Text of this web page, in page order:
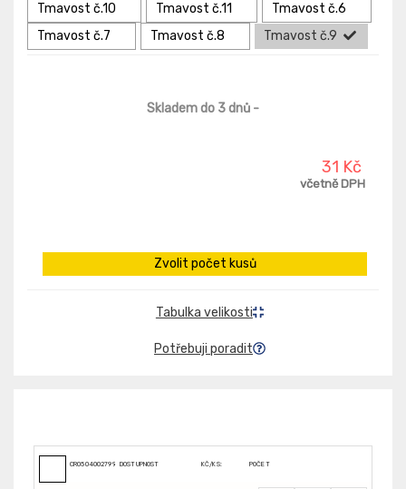
Tmavost č.10
Tmavost č.11
Tmavost č.6
Tmavost č.7
Tmavost č.8 Tmavost č.9
Skladem do 3 dnů -
31 Kč
včetně DPH
Zvolit počet kusů
Tabulka velikosti
Potřebuji poradit
CR0504002799009DOSTUPNOST KČ/KS: POČET